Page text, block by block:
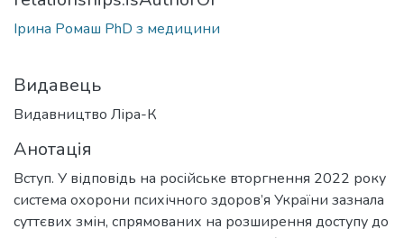
Ірина Ромаш PhD з медицини
Видавець
Видавництво Ліра-К
Анотація
Вступ. У відповідь на російське вторгнення 2022 року
система охорони психічного здоров’я України зазнала
суттєвих змін, спрямованих на розширення доступу до